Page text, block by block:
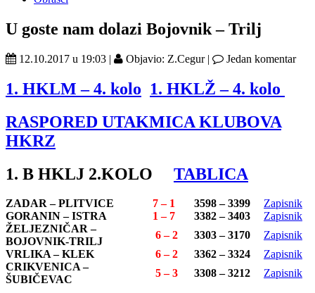
U goste nam dolazi Bojovnik – Trilj
12.10.2017 u 19:03 | Objavio: Z.Cegur | Jedan komentar
1. HKLM – 4. kolo 1. HKLŽ – 4. kolo
RASPORED UTAKMICA KLUBOVA
HKRZ
1. B HKLJ 2.KOLO TABLICA
ZADAR – PLITVICE 7 – 1 3598 – 3399
Zapisnik
GORANIN – ISTRA
1 – 7 3382 – 3403
Zapisnik
ŽELJEZNIČAR –
BOJOVNIK-TRILJ
6 – 2 3303 – 3170
Zapisnik
VRLIKA – KLEK
6 – 2 3362 – 3324
Zapisnik
CRIKVENICA –
ŠUBIČEVAC
5 – 3 3308 – 3212 Zapisnik